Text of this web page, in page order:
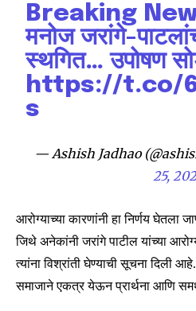
SUBSCRIBERS
conversation.
or click the subscribe button
your privacy and won't spam
safe with us.
Breaking
मनोज जरांगे-
स्थगित… उपोषण
https://t.co/
s
— Ashish Jadhao
25,
आरोग्याच्या कारणांनी हा निर्णय घेतला
जिथे अनेकांनी जरांगे पाटील यांच्या
त्यांना विश्रांती घेण्याची सूचना दिली
समाजाने एकत्र येऊन प्रार्थना आणि